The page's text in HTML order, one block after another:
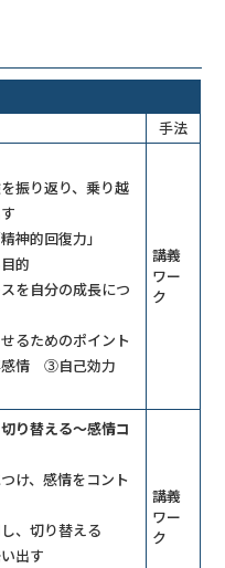
手法
振り返り、乗り越
神的回復力」
的
自分の成長につ
るためのポイント
情 ③自己効力
講義
ワー
ク
り替える～感情コ
け、感情をコント
、切り替える
出す
講義
ワー
ク